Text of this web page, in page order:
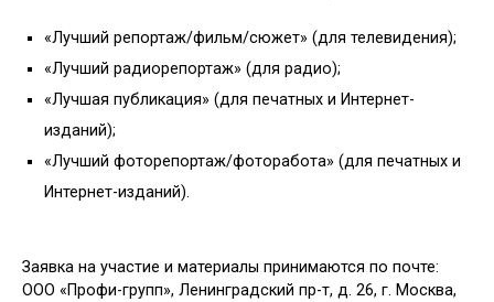
«Лучший репортаж/фильм/сюжет» (для телевидения);
«Лучший радиорепортаж» (для радио);
«Лучшая публикация» (для печатных и Интернет-
изданий);
«Лучший фоторепортаж/фоторабота» (для печатных и
Интернет-изданий).
Заявка на участие и материалы принимаются по почте:
ООО «Профи-групп», Ленинградский пр-т, д. 26, г. Москва,